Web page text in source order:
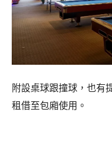
附設桌球跟撞球，也有
租借至包廂使用。